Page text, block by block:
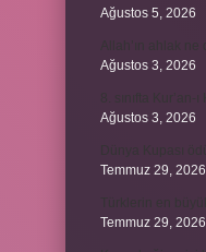
Ağustos 5, 2026
Ağustos 3, 2026
Ağustos 3, 2026
Temmuz 29, 2026
Temmuz 29, 2026